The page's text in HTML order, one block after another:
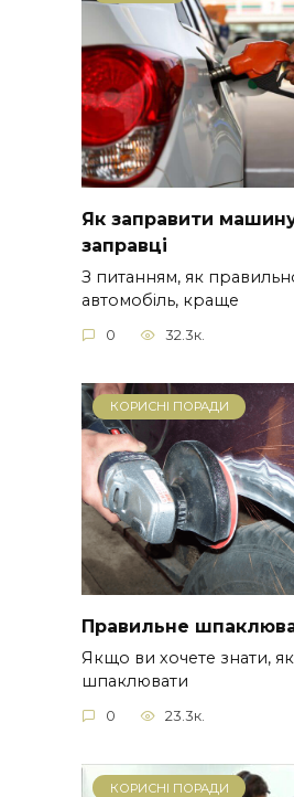
Як заправити
заправці
З питанням, як
автомобіль, краще
0 32.3к.
КОРИСНІ ПОРАДИ
Правильне
Якщо ви хочете знати,
шпаклювати
0 23.3к.
КОРИСНІ ПОРАДИ